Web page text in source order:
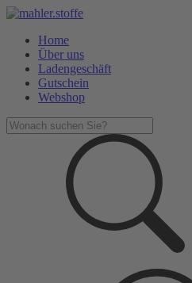
Home
Über uns
Ladengeschäft
Gutschein
Webshop